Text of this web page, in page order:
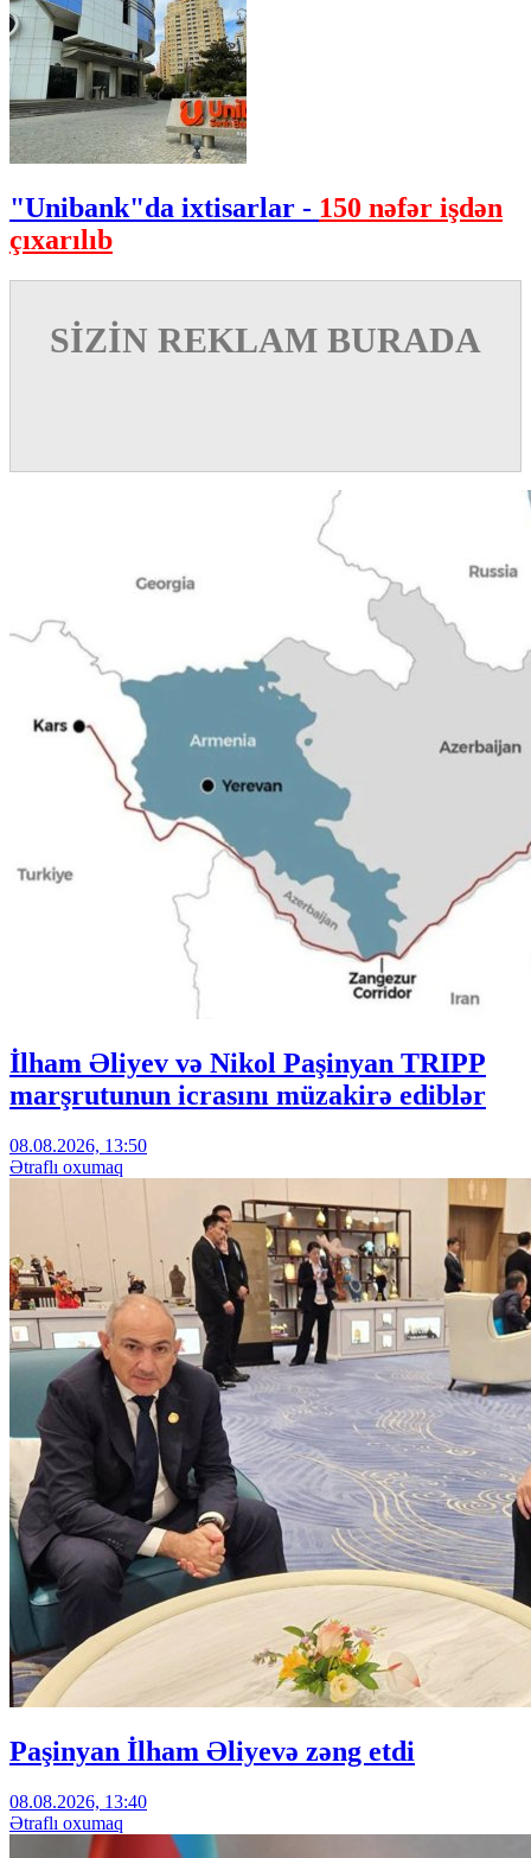
"Unibank"da ixtisarlar - 150 nəfər işdən
çıxarılıb
SİZİN REKLAM BURADA
İlham Əliyev və Nikol Paşinyan TRIPP
marşrutunun icrasını müzakirə ediblər
08.08.2026, 13:50
Ətraflı oxumaq
Paşinyan İlham Əliyevə zəng etdi
08.08.2026, 13:40
Ətraflı oxumaq